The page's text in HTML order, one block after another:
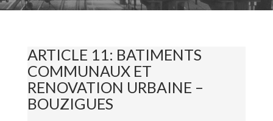
ARTICLE 11: BATIMENTS
COMMUNAUX ET
RENOVATION URBAINE –
BOUZIGUES